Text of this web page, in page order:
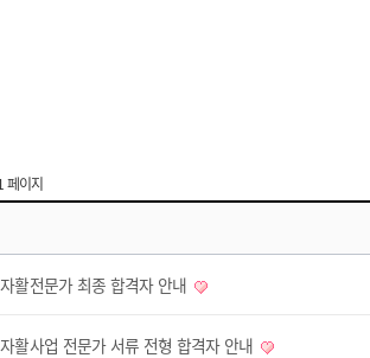
페이지
자활전문가 최종 합격자 안내
자활사업 전문가 서류 전형 합격자 안내